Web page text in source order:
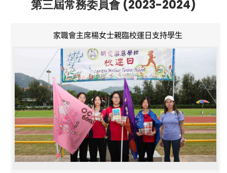
第三屆常務委員會 (2023-2024)
家職會主席楊女士親臨校運日支持學生